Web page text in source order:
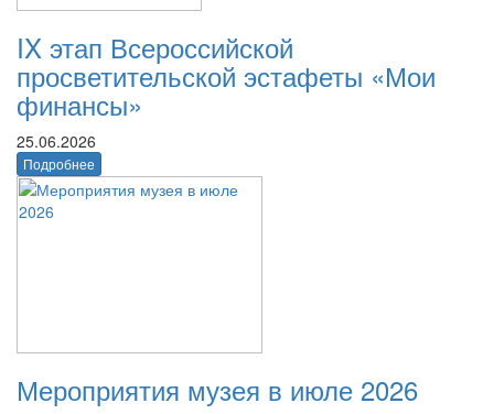
IX этап Всероссийской
просветительской эстафеты «Мои
финансы»
25.06.2026
Подробнее
Мероприятия музея в июле 2026